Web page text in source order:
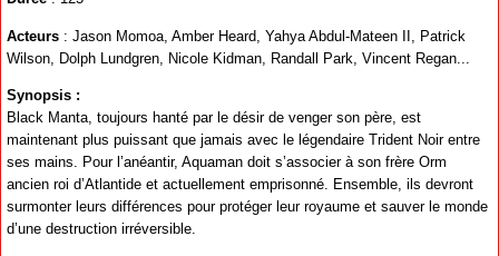
Acteurs : Jason Momoa, Amber Heard, Yahya Abdul-Mateen II, Patrick
Wilson, Dolph Lundgren, Nicole Kidman, Randall Park, Vincent Regan...
Synopsis :
Black Manta, toujours hanté par le désir de venger son père, est
maintenant plus puissant que jamais avec le légendaire Trident Noir entre
ses mains. Pour l’anéantir, Aquaman doit s’associer à son frère Orm
ancien roi d’Atlantide et actuellement emprisonné. Ensemble, ils devront
surmonter leurs différences pour protéger leur royaume et sauver le monde
d’une destruction irréversible.